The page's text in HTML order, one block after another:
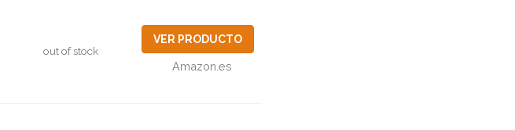
out of stock
VER PRODUCTO
Amazon.es